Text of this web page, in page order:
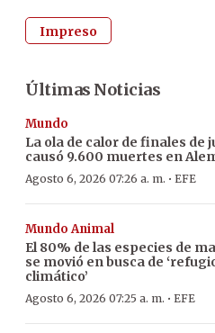
Impreso
Últimas Noticias
Mundo
La ola de calor de finales de
causó 9.600 muertes en
Agosto 6, 2026 07:26 a. m. · EFE
Mundo Animal
El 80% de las especies de
se movió en busca de
climático’
Agosto 6, 2026 07:25 a. m. · EFE